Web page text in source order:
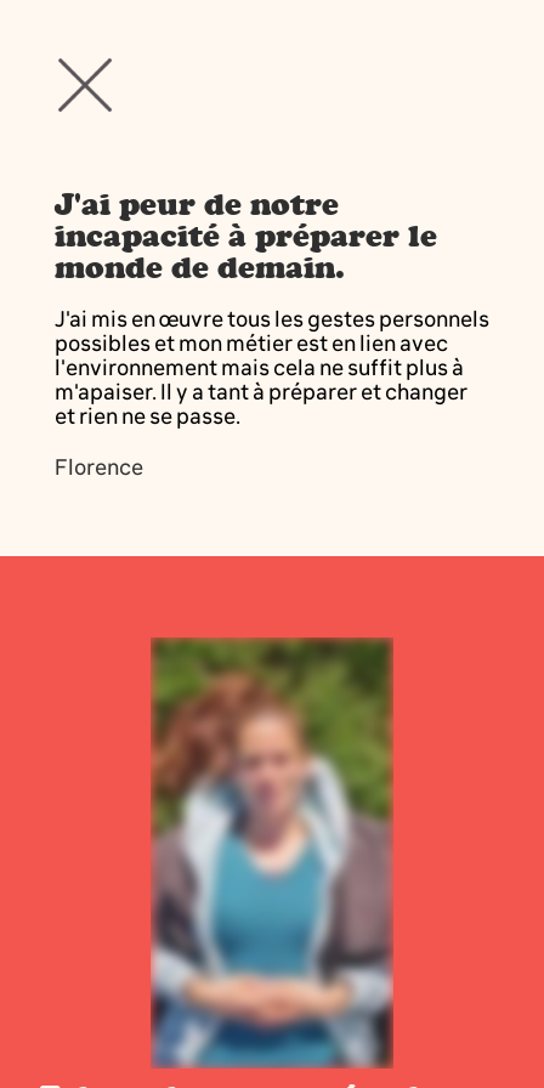
J'ai peur de notre
incapacité à préparer le
monde de demain.
J'ai mis en œuvre tous les gestes personnels
possibles et mon métier est en lien avec
l'environnement mais cela ne suffit plus à
m'apaiser. Il y a tant à préparer et changer
et rien ne se passe.
Florence